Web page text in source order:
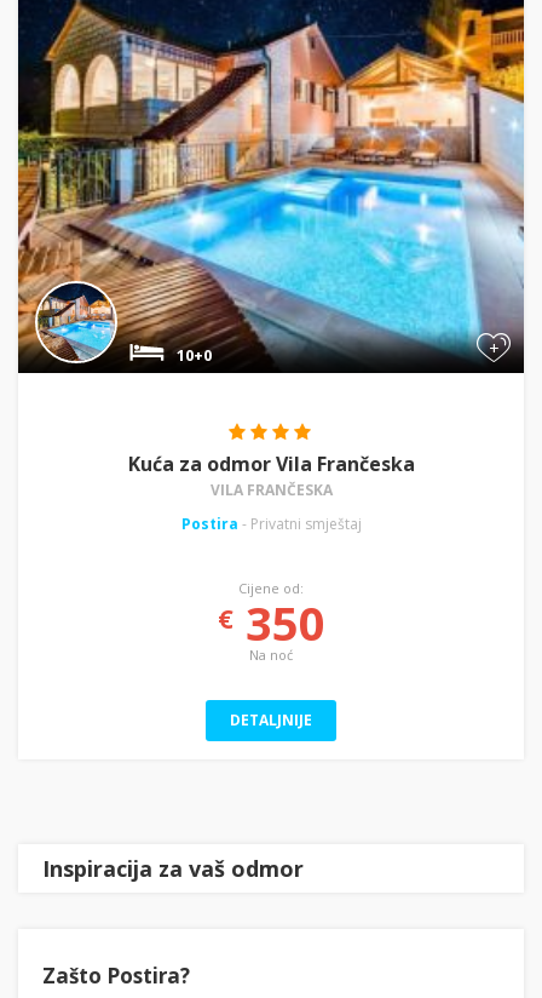
+
10+0
Kuća za odmor Vila Frančeska
VILA FRANČESKA
Postira - Privatni smještaj
Cijene od:
€350
Na noć
DETALJNIJE
Inspiracija za vaš odmor
Zašto Postira?